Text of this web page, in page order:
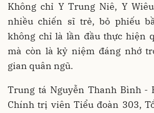
Không chỉ Y Trung Niê, Y
nhiều chiến sĩ trẻ, bỏ phiếu
không chỉ là lần đầu thực hiện
mà còn là kỷ niệm đáng nhớ
gian quân ngũ.
Trung tá Nguyễn Thanh Bình -
Chính trị viên Tiểu đoàn 303,